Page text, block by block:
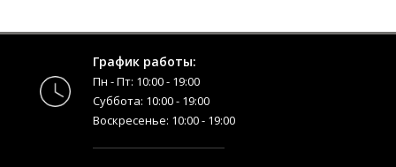
График работы:
Пн - Пт: 10:00 - 19:00
Суббота: 10:00 - 19:00
Воскресенье: 10:00 - 19:00